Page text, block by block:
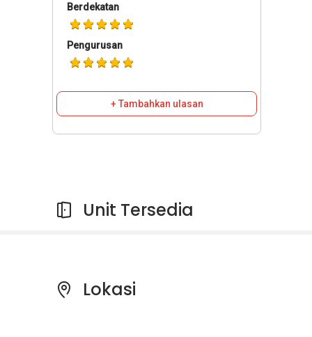
Berdekatan
Pengurusan
+ Tambahkan ulasan
Unit Tersedia
Lokasi